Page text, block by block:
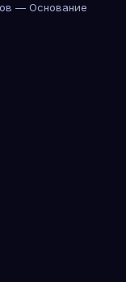
— Основание